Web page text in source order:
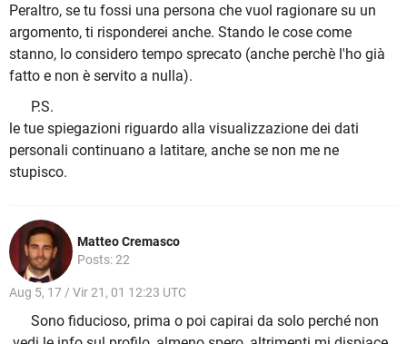
Peraltro, se tu fossi una persona che vuol ragionare su un
argomento, ti risponderei anche. Stando le cose come
stanno, lo considero tempo sprecato (anche perchè l'ho già
fatto e non è servito a nulla).
P.S.
le tue spiegazioni riguardo alla visualizzazione dei dati
personali continuano a latitare, anche se non me ne
stupisco.
Matteo Cremasco
Posts: 22
Aug 5, 17 / Vir 21, 01 12:23 UTC
Sono fiducioso, prima o poi capirai da solo perché non